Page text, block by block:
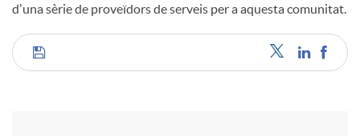
d'una sèrie de proveïdors de serveis per a aquesta comunitat.
C